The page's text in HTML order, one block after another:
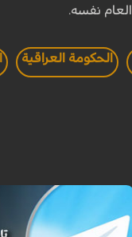
الحكومة العراقية